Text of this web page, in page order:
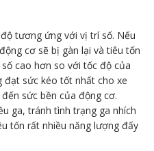
tương ứng với vị trí số. Nếu
cơ sẽ bị gàn lại và tiêu tốn
cao hơn so với tốc độ của
đạt sức kéo tốt nhất cho xe
sức bền của động cơ.
ga, tránh tình trạng ga nhích
tốn rất nhiều năng lượng đấy